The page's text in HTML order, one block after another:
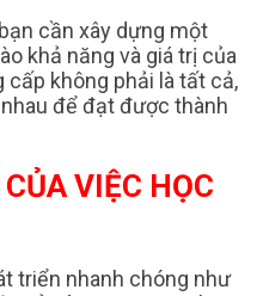
cần xây dựng một
khả năng và giá trị của
cấp không phải là tất cả,
để đạt được thành
VIỆC HỌC
triển nhanh chóng như